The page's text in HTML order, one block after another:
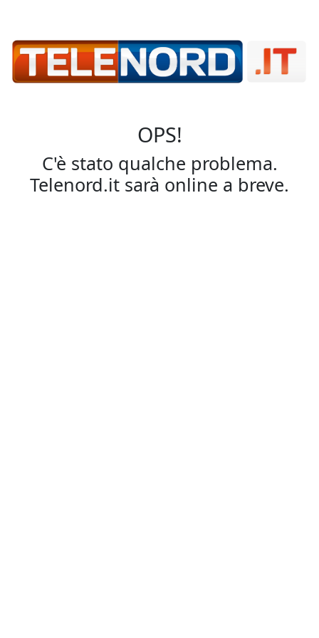
OPS!
C'è stato qualche problema.
Telenord.it sarà online a breve.